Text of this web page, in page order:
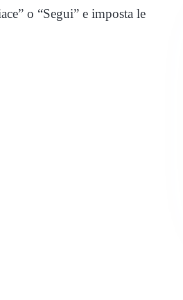
o “Segui” e imposta le